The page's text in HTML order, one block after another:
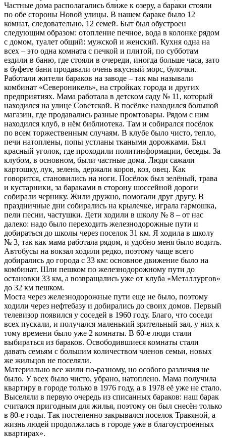
Частные дома располагались ближе к озеру, а бараки стояли
по обе стороны Новой улицы. В нашем бараке было 12
комнат, следовательно, 12 семей. Быт был обустроен
следующим образом: отопление печное, вода в колонке рядом
с домом, туалет общий: мужской и женский. Кухня одна на
всех – это одна комната с печкой и плитой, по субботам
ездили в баню, где стояли в очереди, иногда больше часа, зато
в буфете бани продавали очень вкусный морс, булочки.
Работали жители бараков на заводе – так мы называли
комбинат «Североникель», на стройках города и других
предприятиях. Мама работала в детском саду № 11, который
находился на улице Советской. В посёлке находился большой
магазин, где продавались разные промтовары. Рядом с ним
находился клуб, в нём библиотека. Там и собирался посёлок
по всем торжественным случаям. В клубе было чисто, тепло,
печи натоплены, попы устланы ткаными дорожками. Был
красный уголок, где проходили политинформации, беседы. За
клубом, в основном, были частные дома. Люди сажали
картошку, лук, зелень, держали коров, коз, овец. Как
говорится, становились на ноги. Посёлок был зелёный, трава
и кустарники, за бараками в сторону шоссейной дороги
собирали чернику. Жили дружно, помогали друг другу. В
праздничные дни собирались на крылечке, играла гармошка,
пели песни, частушки. Дети ходили в школу № 8 – от нас
далеко: надо было переходить железнодорожные пути и
добираться до школы через поселок 31 км. Я ходила в школу
№ 3, так как мама работала рядом, и удобно меня было водить.
Автобусы на вокзал ходили редко, поэтому чаще всего
добирались до города с 33 км: основное движение было на
комбинат. Шли пешком по железнодорожному пути до
остановки 33 км, а возвращались уже от клуба «Металлургов»
до 32 км пешком.
Моста через железнодорожные пути еще не было, поэтому
ходили через нефтебазу и добирались до своих домов. Первый
телевизор появился у соседей в 1960 году. Благо, что соседи
всех пускали, и получался маленький зрительный зал, у них к
тому времени было уже 2 комнаты. В 60-е люди стали
выбираться из бараков. Освободившиеся комнаты стали
давать семьям с большим количеством членов семьи, новых
же жильцов не поселяли.
Материально все жили по-разному, но особого различия не
было. У всех было чисто, убрано, натоплено. Мама получила
квартиру в городе только в 1976 году, а в 1978 её уже не стало.
Выселяли в первую очередь из списанных бараков: наш барак
считался пригодным для жилья, поэтому он был снесён только
в 80-е годы. Так постепенно закрывался поселок Травяной, а
жизнь людей продолжалась в городе уже в благоустроенных
квартирах».